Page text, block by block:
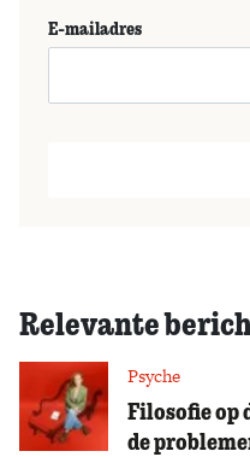
E-mailadres
Relevante
Psyche
Filosofie op
de